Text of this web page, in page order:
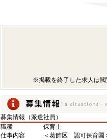
※掲載を終了した求人は閲
募集情報（派遣社員）
職種
保育士
仕事内容
＜葛飾区 認可保育園